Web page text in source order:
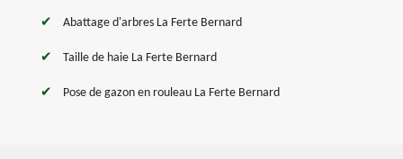
Abattage d'arbres La Ferte Bernard
Taille de haie La Ferte Bernard
Pose de gazon en rouleau La Ferte Bernard